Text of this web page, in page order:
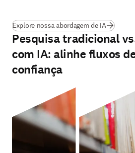
Explore nossa abordagem de IA
Pesquisa tradicional
com IA: alinhe fluxos
confiança